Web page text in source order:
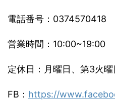
電話番号：0374570418
営業時間：10:00~19:00
定休日：月曜日、第3火曜
FB： https://